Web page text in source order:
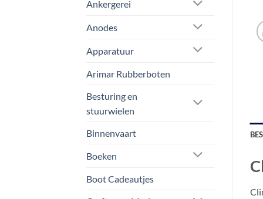
Ankergerei
Anodes
Apparatuur
Arimar Rubberboten
Besturing en
stuurwielen
Binnenvaart
Boeken
Boot Cadeautjes